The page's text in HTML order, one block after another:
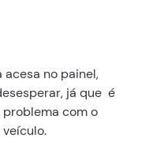
no painel,
já que é
com o